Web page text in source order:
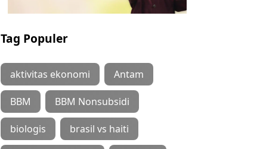
Tag Populer
aktivitas ekonomi Antam
BBM BBM Nonsubsidi
biologis brasil vs haiti